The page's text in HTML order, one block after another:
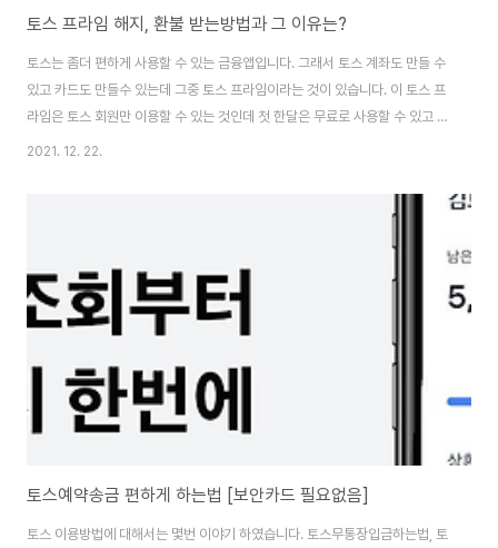
토스 프라임 해지, 환불 받는방법과 그 이유는?
토스는 좀더 편하게 사용할 수 있는 금융앱입니다. 그래서 토스 계좌도 만들 수
있고 카드도 만들수 있는데 그중 토스 프라임이라는 것이 있습니다. 이 토스 프
라임은 토스 회원만 이용할 수 있는 것인데 첫 한달은 무료로 사용할 수 있고 그
다음 달 부터는 자동결제되는 방식으로 이용이 됩니다. 그렇다면 토스프라임은
스 입니다. 해당 서비스는 2019년 5월에 처음 출시되었고 많은 사람들이 이용
혜택들을 설명드리면 마음에 들던 결제를 할때마다 6%의 캐시백을 해주며, 토
스증권 국내주식 수수료 무료 혜택, 출시 기념 첫달 50%할인 금액 2,900원으
로 캐시백 및 국내주..
2021. 12. 22.
토스예약송금 편하게 하는법 [보안카드 필요없음]
토스 이용방법에 대해서는 몇번 이야기 하였습니다. 토스무통장입금하는법, 토